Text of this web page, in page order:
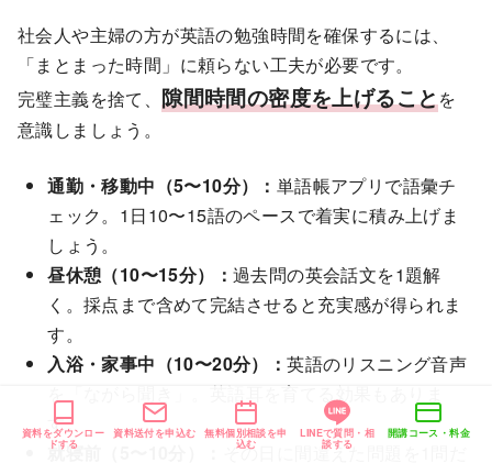
社会人や主婦の方が英語の勉強時間を確保するには、
「まとまった時間」に頼らない工夫が必要です。
完璧主義を捨て、隙間時間の密度を上げることを
意識しましょう。
通勤・移動中（5〜10分）： 単語帳アプリで語彙チ
ェック。1日10〜15語のペースで着実に積み上げま
しょう。
昼休憩（10〜15分）： 過去問の英会話文を1題解
く。採点まで含めて完結させると充実感が得られま
す。
入浴・家事中（10〜20分）：英語のリスニング音声
を「ながら聞き」。英語耳を育てる効果もありま
す。
就寝前（5〜10分）：
その日に間違えた問題を1問だ
資料をダウンロー
ドする
資料送付を申込む 無料個別相談を申
込む
LINEで質問・相
談する
開講コース・料金